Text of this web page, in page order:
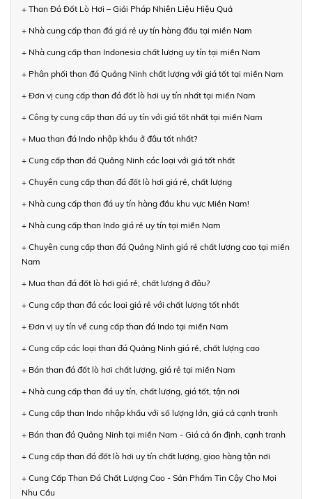
+ Than Đá Đốt Lò Hơi – Giải Pháp Nhiên Liệu Hiệu Quả
+ Nhà cung cấp than đá giá rẻ uy tín hàng đầu tại miền Nam
+ Nhà cung cấp than Indonesia chất lượng uy tín tại miền Nam
+ Phân phối than đá Quảng Ninh chất lượng với giá tốt tại miền Nam
+ Đơn vị cung cấp than đá đốt lò hơi uy tín nhất tại miền Nam
+ Công ty cung cấp than đá uy tín với giá tốt nhất tại miền Nam
+ Mua than đá Indo nhập khẩu ở đâu tốt nhất?
+ Cung cấp than đá Quảng Ninh các loại với giá tốt nhất
+ Chuyên cung cấp than đá đốt lò hơi giá rẻ, chất lượng
+ Nhà cung cấp than đá uy tín hàng đầu khu vực Miền Nam!
+ Nhà cung cấp than Indo giá rẻ uy tín tại miền Nam
+ Chuyên cung cấp than đá Quảng Ninh giá rẻ chất lượng cao tại miền
Nam
+ Mua than đá đốt lò hơi giá rẻ, chất lượng ở đâu?
+ Cung cấp than đá các loại giá rẻ với chất lượng tốt nhất
+ Đơn vị uy tín về cung cấp than đá Indo tại miền Nam
+ Cung cấp các loại than đá Quảng Ninh giá rẻ, chất lượng cao
+ Bán than đá đốt lò hơi chất lượng, giá rẻ tại miền Nam
+ Nhà cung cấp than đá uy tín, chất lượng, giá tốt, tận nơi
+ Cung cấp than Indo nhập khẩu với số lượng lớn, giá cả cạnh tranh
+ Bán than đá Quảng Ninh tại miền Nam - Giá cả ổn định, cạnh tranh
+ Cung cấp than đá đốt lò hơi uy tín chất lượng, giao hàng tận nơi
+ Cung Cấp Than Đá Chất Lượng Cao - Sản Phẩm Tin Cậy Cho Mọi
Nhu Cầu